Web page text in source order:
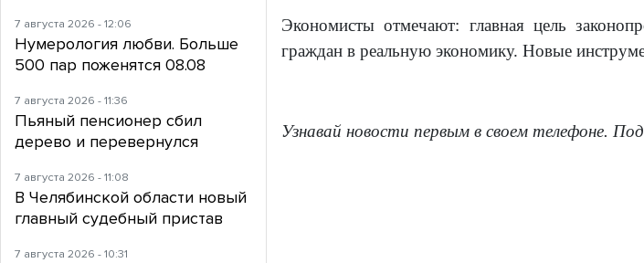
Экономисты отмечают: главная цель
граждан в реальную экономику. Новые
Узнавай новости первым в своем телефоне.
7 августа 2026 - 12:06
Нумерология любви. Больше
500 пар поженятся 08.08
7 августа 2026 - 11:36
Пьяный пенсионер сбил
дерево и перевернулся
7 августа 2026 - 11:08
В Челябинской области новый
главный судебный пристав
7 августа 2026 - 10:31